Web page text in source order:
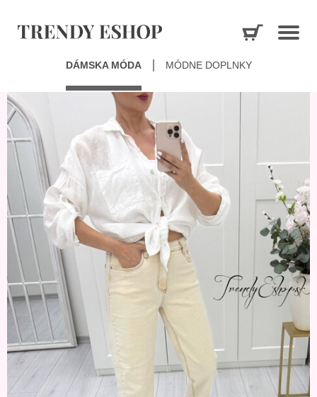
DÁMSKA MÓDA MÓDNE DOPLNKY